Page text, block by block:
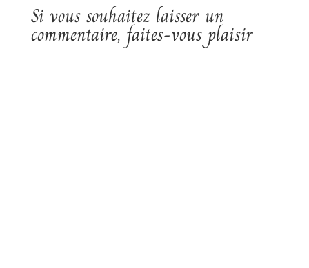
Si vous souhaitez laisser un
commentaire, faites-vous plaisir